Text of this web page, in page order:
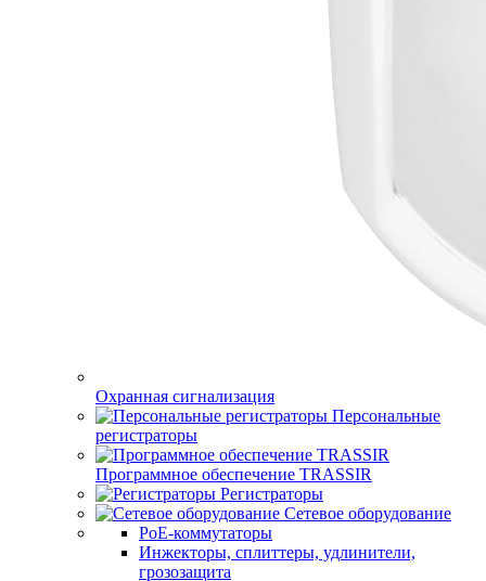
Охранная сигнализация
Персональные
регистраторы
Программное обеспечение TRASSIR
Регистраторы
Сетевое оборудование
PoE-коммутаторы
Инжекторы, сплиттеры, удлинители,
грозозащита